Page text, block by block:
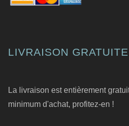
LIVRAISON GRATUITE
La livraison est entièrement
minimum d'achat, profitez-en !